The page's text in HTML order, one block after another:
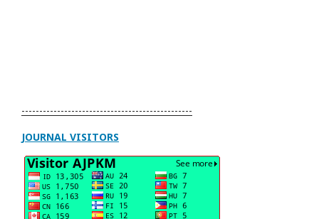
------------------------------------------------
JOURNAL VISITORS